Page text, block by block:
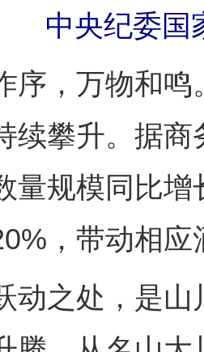
中央纪委国
，万物和鸣
续攀升。据
量规模同比
，带动相
之处，是山